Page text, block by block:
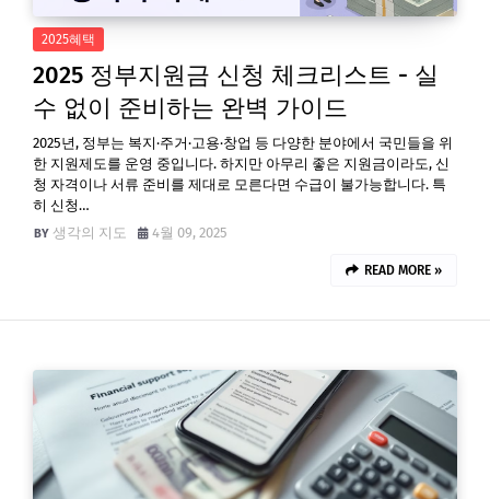
2025혜택
2025 정부지원금 신청 체크리스트 - 실
수 없이 준비하는 완벽 가이드
2025년, 정부는 복지·주거·고용·창업 등 다양한 분야에서 국민들을 위
한 지원제도를 운영 중입니다. 하지만 아무리 좋은 지원금이라도, 신
청 자격이나 서류 준비를 제대로 모른다면 수급이 불가능합니다. 특
히 신청…
생각의 지도
4월 09, 2025
READ MORE »